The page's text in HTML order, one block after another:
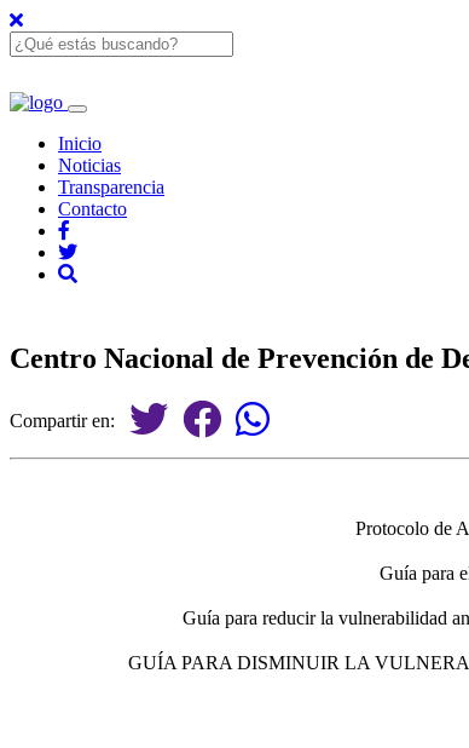
Inicio
Noticias
Transparencia
Contacto
Centro Nacional de Prevención de
Compartir en:
Protocolo de
Guía para
Guía para reducir la vulnerabilidad
GUÍA PARA DISMINUIR LA